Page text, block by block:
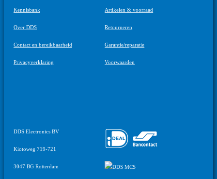
Kennisbank
Over DDS
Contact en bereikbaarheid
Privacyverklaring
Artikelen & voorraad
Retourneren
Garantie/reparatie
Voorwaarden
DDS Electronics BV
Kiotoweg 719-721
3047 BG Rotterdam